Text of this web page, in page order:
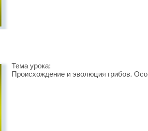
Тема урока:
Происхождение и эволюция грибов.